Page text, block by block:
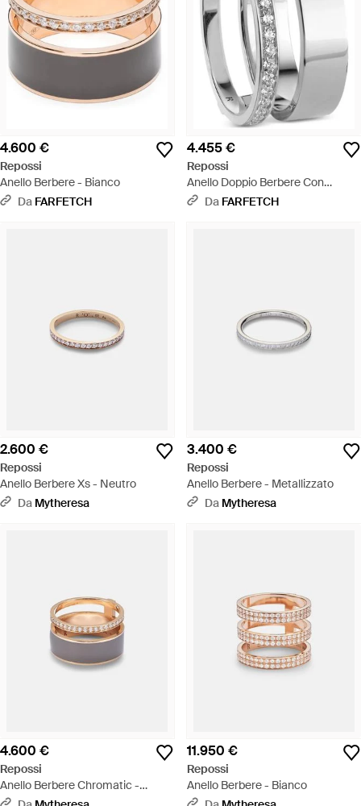
4.600 €
Repossi
Anello Berbere - Bianco
Da FARFETCH
4.455 €
Repossi
Anello Doppio Berbere Con
Diamanti - Grigio
Da FARFETCH
2.600 €
Repossi
Anello Berbere Xs - Neutro
Da Mytheresa
3.400 €
Repossi
Anello Berbere - Metallizzato
Da Mytheresa
4.600 €
Repossi
Anello Berbere Chromatic -
Bianco
11.950 €
Repossi
Anello Berbere - Bianco